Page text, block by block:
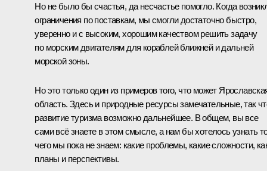
Но не было бы счастья, да несчастье помогло. Когда
ограничения по поставкам, мы смогли достаточно быстро,
уверенно и с высоким, хорошим качеством решить задачу
по морским двигателям для кораблей ближней и дальней
морской зоны.
Но это только один из примеров того, что может
область. Здесь и природные ресурсы замечательные, так
развитие туризма возможно дальнейшее. В общем, вы все
сами всё знаете в этом смысле, а нам бы хотелось узнать
чего мы пока не знаем: какие проблемы, какие сложности,
планы и перспективы.